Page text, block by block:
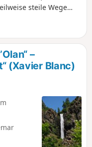
steile Wege
–
(Xavier Blanc)